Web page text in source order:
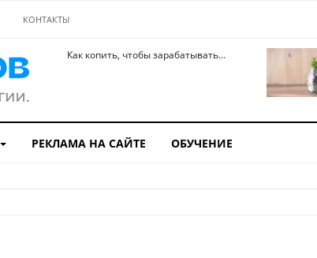
КОНТАКТЫ
Как копить, чтобы зарабатывать...
РЕКЛАМА НА САЙТЕ ОБУЧЕНИЕ